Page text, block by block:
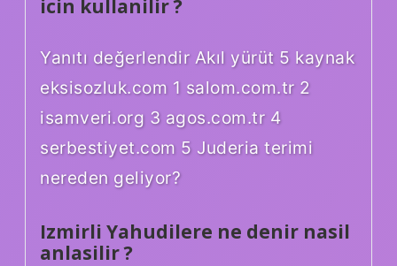
icin kullanilir ?
Yanıtı değerlendir Akıl yürüt 5 kaynak
eksisozluk.com 1 salom.com.tr 2
isamveri.org 3 agos.com.tr 4
serbestiyet.com 5 Juderia terimi
nereden geliyor?
Izmirli Yahudilere ne denir nasil
anlasilir ?